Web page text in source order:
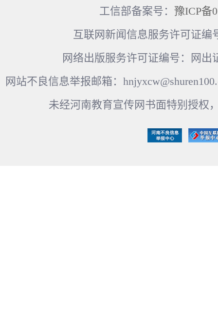
工信部备案号： 豫ICP备
互联网新闻信息服务许可证编
网络出版服务许可证编号：网出
网站不良信息举报邮箱：
未经河南教育宣传网书面特别授权